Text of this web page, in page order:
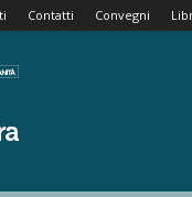
Contatti Convegni